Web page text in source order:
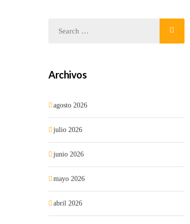
Archivos
agosto 2026
julio 2026
junio 2026
mayo 2026
abril 2026